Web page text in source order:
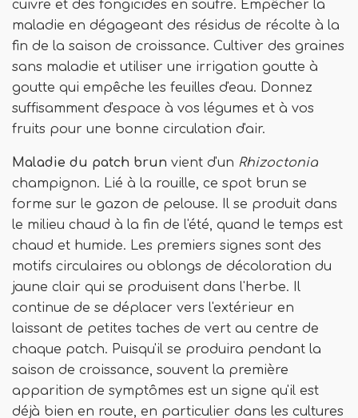
cuivre et des fongicides en soufre. Empêcher la
maladie en dégageant des résidus de récolte à la
fin de la saison de croissance. Cultiver des graines
sans maladie et utiliser une irrigation goutte à
goutte qui empêche les feuilles d'eau. Donnez
suffisamment d'espace à vos légumes et à vos
fruits pour une bonne circulation d'air.
Maladie du patch brun vient d'un Rhizoctonia
champignon. Lié à la rouille, ce spot brun se
forme sur le gazon de pelouse. Il se produit dans
le milieu chaud à la fin de l'été, quand le temps est
chaud et humide. Les premiers signes sont des
motifs circulaires ou oblongs de décoloration du
jaune clair qui se produisent dans l'herbe. Il
continue de se déplacer vers l'extérieur en
laissant de petites taches de vert au centre de
chaque patch. Puisqu'il se produira pendant la
saison de croissance, souvent la première
apparition de symptômes est un signe qu'il est
déjà bien en route, en particulier dans les cultures